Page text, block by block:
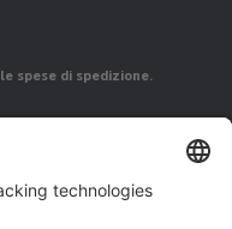
spese di spedizione.